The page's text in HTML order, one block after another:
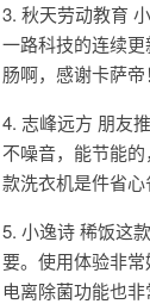
3. 秋天劳动教育
一路科技的连续
肠啊，感谢卡萨帝！
4. 志峰远方 朋友
不噪音，能节能
款洗衣机是件省心
5. 小逸诗 稀饭这
要。使用体验非
电离除菌功能也